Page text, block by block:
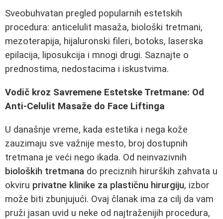
Sveobuhvatan pregled popularnih estetskih
procedura: anticelulit masaža, biološki tretmani,
mezoterapija, hijaluronski fileri, botoks, laserska
epilacija, liposukcija i mnogi drugi. Saznajte o
prednostima, nedostacima i iskustvima.
Vodič kroz Savremene Estetske Tretmane: Od
Anti-Celulit Masaže do Face Liftinga
U današnje vreme, kada estetika i nega kože
zauzimaju sve važnije mesto, broj dostupnih
tretmana je veći nego ikada. Od neinvazivnih
bioloških tretmana do preciznih hirurških zahvata u
okviru privatne klinike za plastičnu hirurgiju, izbor
može biti zbunjujući. Ovaj članak ima za cilj da vam
pruži jasan uvid u neke od najtraženijih procedura,